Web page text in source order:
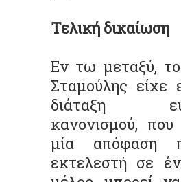
Τελική δικαίωση
Εν τω μεταξύ,
Σταμούλης είχε
διάταξη
κανονισμού, που
μία απόφαση
εκτελεστή σε